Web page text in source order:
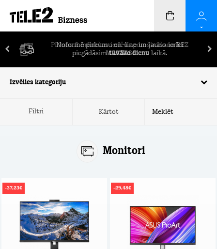
Pirmos 2 mēnešus ierīču apdrošināšanaBEZ
MAKSAS!
Izvēlies kategoriju
Filtri Kārtot
Monitori
-37,23€ -29,48€